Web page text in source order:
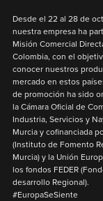
Desde el 22 al 28 de
nuestra empresa ha
Misión Comercial
Colombia, con el
conocer nuestros
mercado en estos
de promoción ha sido
la Cámara Oficial de
Industria, Servicios y
Murcia y cofinanciada
(Instituto de Fomento
Murcia) y la Unión
los fondos FEDER
desarrollo Regional).
#EuropaSeSiente